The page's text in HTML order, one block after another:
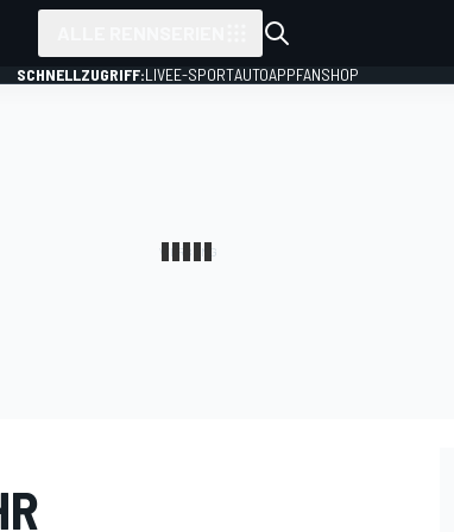
SCHNELLZUGRIFF:LIVEE-SPORTAUTOAPPFANSHOP